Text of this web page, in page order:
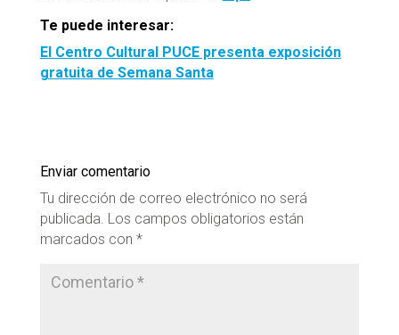
Te puede interesar:
El Centro Cultural PUCE presenta exposición
gratuita de Semana Santa
Enviar comentario
Tu dirección de correo electrónico no será
publicada. Los campos obligatorios están
marcados con *